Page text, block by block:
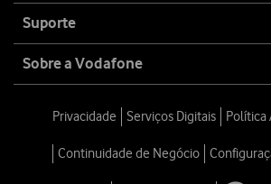
Suporte
Sobre a Vodafone
Privacidade Serviços Digitais Política
Continuidade de Negócio